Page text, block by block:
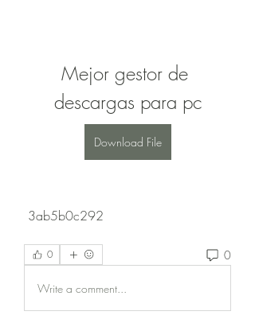
Mejor gestor de
descargas para pc
Download File
3ab5b0c292
0 0
Write a comment...